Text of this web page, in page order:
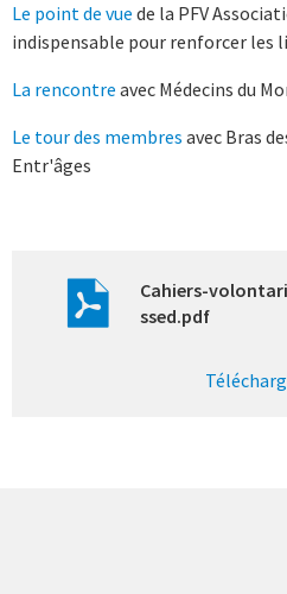
Le point de vue de la PFV
indispensable pour renforcer les
La rencontre avec Médecins du
Le tour des membres avec Bras
Entr'âges
Cahiers-
ssed.pdf